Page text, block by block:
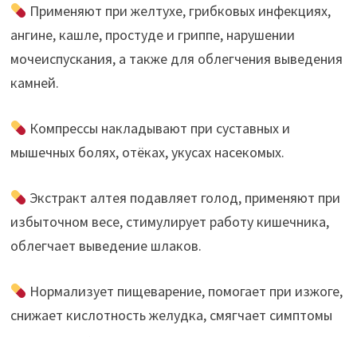
Применяют при желтухе, грибковых инфекциях,
ангине, кашле, простуде и гриппе, нарушении
мочеиспускания, а также для облегчения выведения
камней.
Компрессы накладывают при суставных и
мышечных болях, отёках, укусах насекомых.
Экстракт алтея подавляет голод, применяют при
избыточном весе, стимулирует работу кишечника,
облегчает выведение шлаков.
Нормализует пищеварение, помогает при изжоге,
снижает кислотность желудка, смягчает симптомы